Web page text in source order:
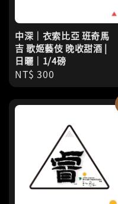
中深｜衣索比亞 班奇馬
吉 歌姬藝伎 晚收甜酒 |
日曬｜1/4磅
Regular
price
NT$ 300